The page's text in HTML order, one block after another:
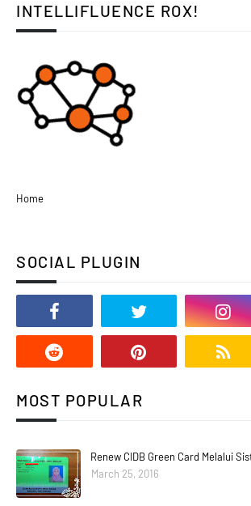
INTELLIFLUENCE ROX!
Home
SOCIAL PLUGIN
MOST POPULAR
Renew CIDB Green Card Melalui
March 25, 2016